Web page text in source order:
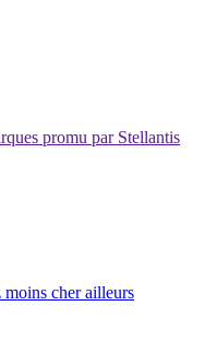
promu par Stellantis
cher ailleurs